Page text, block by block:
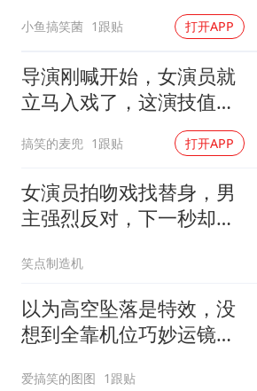
小鱼搞笑菌 1跟贴 打开APP
导演刚喊开始，女演员就
立马入戏了，这演技值得
搞笑的麦兜 1跟贴 打开APP
女演员拍吻戏找替身，男
主强烈反对，下一秒却打
笑点制造机
以为高空坠落是特效，没
想到全靠机位巧妙运镜，
爱搞笑的图图 1跟贴